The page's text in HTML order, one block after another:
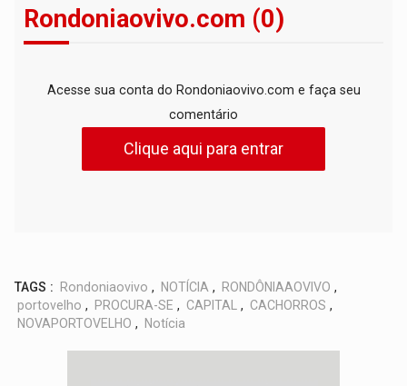
Rondoniaovivo.com (0)
Acesse sua conta do Rondoniaovivo.com e faça seu
comentário
Clique aqui para entrar
TAGS : Rondoniaovivo , NOTÍCIA , RONDÔNIAAOVIVO ,
portovelho , PROCURA-SE , CAPITAL , CACHORROS ,
NOVAPORTOVELHO , Notícia